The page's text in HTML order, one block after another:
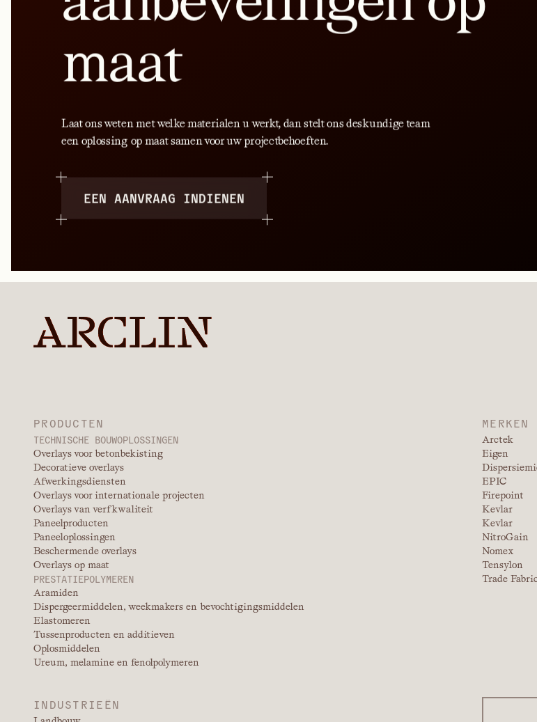
maat
Laat ons weten met welke materialen u werkt, dan stelt ons deskundige team
een oplossing op maat samen voor uw projectbehoeften.
EEN AANVRAAG INDIENEN
PRODUCTEN
TECHNISCHE BOUWOPLOSSINGEN
Overlays voor betonbekisting
Decoratieve overlays
Afwerkingsdiensten
Overlays voor internationale projecten
Overlays van verfkwaliteit
Paneelproducten
Paneeloplossingen
Beschermende overlays
Overlays op maat
PRESTATIEPOLYMEREN
Aramiden
Dispergeermiddelen, weekmakers en bevochtigingsmiddelen
Elastomeren
Tussenproducten en additieven
Oplosmiddelen
Ureum, melamine en fenolpolymeren
MERKEN
Arctek
Eigen
EPIC
Firepoint
Kevlar
Kevlar
NitroGain
Nomex
Tensylon
Trade
INDUSTRIEËN